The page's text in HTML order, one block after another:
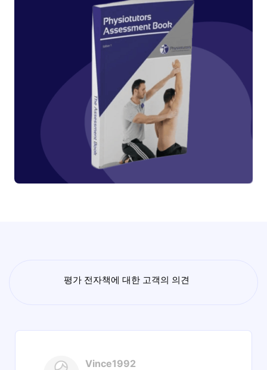
평가 전자책에 대한 고객의 의견
Vince1992